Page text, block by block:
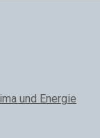
und Energie